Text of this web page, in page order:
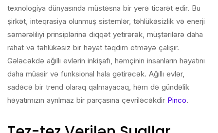
texnologiya dünyasında müstəsna bir yerə ticarət edir. Bu
şirkət, inteqrasiya olunmuş sistemlər, təhlükəsizlik və enerji
səmərəliliyi prinsiplərinə diqqət yetirərək, müştərilərə daha
rahat və təhlükəsiz bir həyat təqdim etməyə çalışır.
Gələcəkdə ağıllı evlərin inkişafı, həmçinin insanların həyatını
daha müasir və funksional hala gətirəcək. Ağıllı evlər,
sadəcə bir trend olaraq qalmayacaq, həm də gündəlik
həyatımızın ayrılmaz bir parçasına çevriləcəkdir Pinco.